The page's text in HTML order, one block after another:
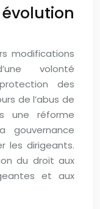
modifications
volonté
des
de l’abus de
une réforme
gouvernance
les dirigeants.
du droit aux
et aux